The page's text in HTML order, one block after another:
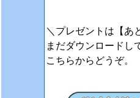
＼プレゼントは【あ
まだダウンロードし
こちらからどうぞ。